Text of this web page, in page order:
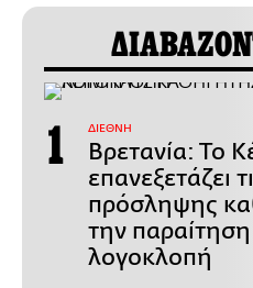
ΔΙΕΘΝΗ
Βρετανία: Το
επανεξετάζει
πρόσληψης
την
λογοκλοπή